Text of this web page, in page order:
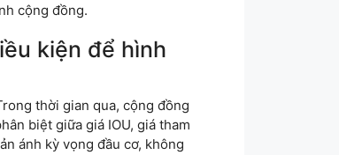
cộng đồng.
kiện để hình
thời gian qua, cộng đồng
biệt giữa giá IOU, giá tham
ánh kỳ vọng đầu cơ, không